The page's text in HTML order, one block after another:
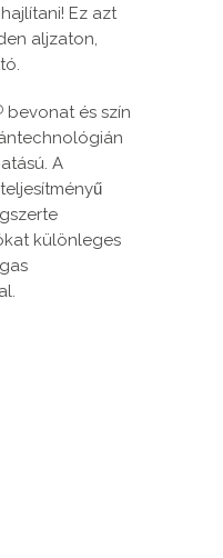
Ez azt
aljzaton,
bevonat és szín
A
különleges